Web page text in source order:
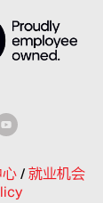
心/就业机会